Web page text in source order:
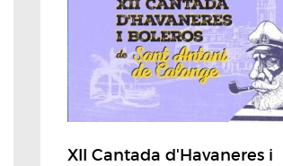
XII Cantada d'Havaneres i